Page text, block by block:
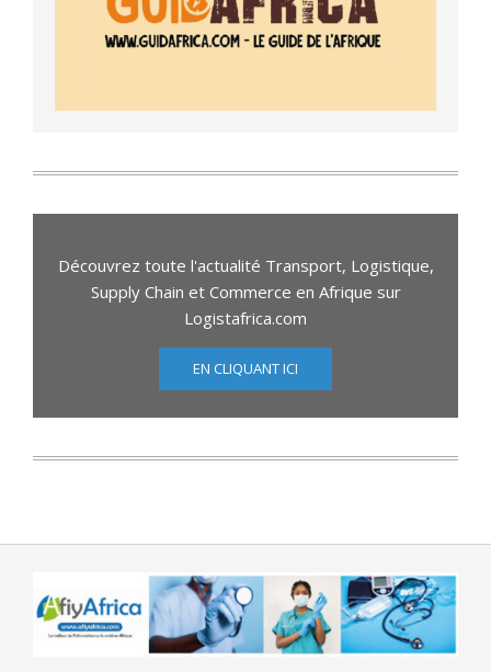
Découvrez toute l'actualité Transport, Logistique,
Supply Chain et Commerce en Afrique sur
Logistafrica.com
EN CLIQUANT ICI